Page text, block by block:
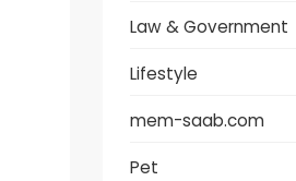
Law & Government
Lifestyle
mem-saab.com
Pet